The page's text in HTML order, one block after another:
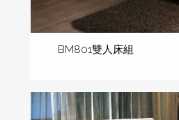
BM801雙人床組